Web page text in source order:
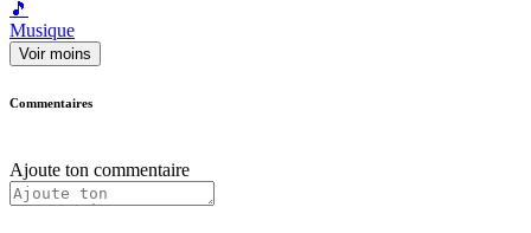
🎵
Musique
Voir moins
Commentaires
Ajoute ton commentaire